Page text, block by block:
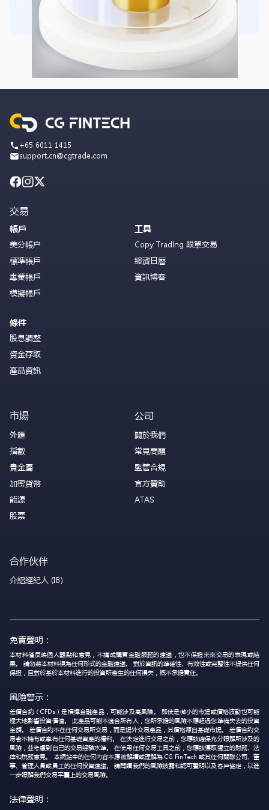
+65 6011 1415
support.cn@cgtrade.com
交易
帳戶
美分帳户
標準帳戶
專業帳戶
模擬帳戶
條件
股息調整
資金存取
產品資訊
工具
Copy Trading 跟單交易
經濟日曆
資訊博客
市場
外匯
指數
貴金屬
加密貨幣
能源
股票
公司
關於我們
常見問題
監管合規
官方贊助
ATAS
合作伙伴
介紹經紀人 (IB)
免責聲明：
本材料僅反映個人觀點和意見，不構成購買金融服務的建議，也不保證未來交易的表現或結
果。 請勿將本材料視為任何形式的金融建議。 對於資訊的準確性、有效性或完整性不提供任何
保證，且對於基於本材料進行的投資所產生的任何損失，概不承擔責任。
風險警示：
差價合約（CFDs）是槓桿金融產品，可能涉及高風險。 即使是微小的市場或價格波動也可能
極大地影響投資價值。 此產品可能不適合所有人，您所承擔的風險不應超過您準備失去的投資
金額。 差價合約不在任何交易所交易，而是場外交易產品，其價格源自基礎市場。 差價合約交
易者不擁有或享有任何基礎資產的權利。 在決定進行交易之前，您應該確保充分瞭解所涉及的
風險，並考慮到自己的交易經驗水準。 在使用任何交易工具之前，您應該獲取獨立的財務、法
律和稅務意見。 本網站中的任何內容不應被解讀或理解為 CG FinTech 或其任何關聯公司、董
事、管理人員或員工的任何投資建議。 請閱讀我們的風險披露和認可聲明以及客戶協定，以進
一步瞭解我們交易平臺上的交易風險。
法律聲明：